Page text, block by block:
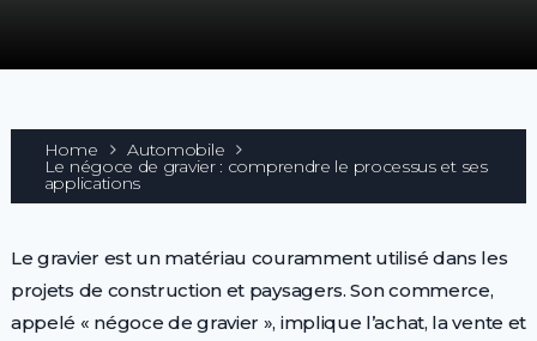
Home Automobile
Le négoce de gravier : comprendre le processus et ses
applications
Le gravier est un matériau couramment utilisé dans les
projets de construction et paysagers. Son commerce,
appelé « négoce de gravier », implique l’achat, la vente et